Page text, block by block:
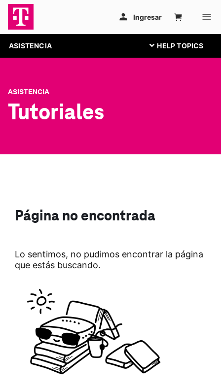
ASISTENCIA
ASISTENCIA
Tutoriales